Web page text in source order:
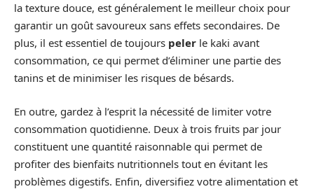
la texture douce, est généralement le meilleur choix pour
garantir un goût savoureux sans effets secondaires. De
plus, il est essentiel de toujours peler le kaki avant
consommation, ce qui permet d’éliminer une partie des
tanins et de minimiser les risques de bésards.
En outre, gardez à l’esprit la nécessité de limiter votre
consommation quotidienne. Deux à trois fruits par jour
constituent une quantité raisonnable qui permet de
profiter des bienfaits nutritionnels tout en évitant les
problèmes digestifs. Enfin, diversifiez votre alimentation et